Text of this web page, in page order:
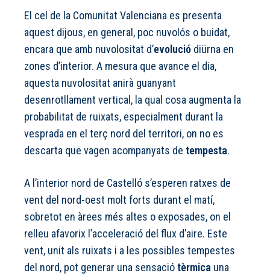
El cel de la Comunitat Valenciana es presenta
aquest dijous, en general, poc nuvolós o buidat,
encara que amb nuvolositat d’evolució diürna en
zones d’interior. A mesura que avance el dia,
aquesta nuvolositat anirà guanyant
desenrotllament vertical, la qual cosa augmenta la
probabilitat de ruixats, especialment durant la
vesprada en el terç nord del territori, on no es
descarta que vagen acompanyats de tempesta.
A l’interior nord de Castelló s’esperen ratxes de
vent del nord-oest molt forts durant el matí,
sobretot en àrees més altes o exposades, on el
relleu afavorix l’acceleració del flux d’aire. Este
vent, unit als ruixats i a les possibles tempestes
del nord, pot generar una sensaciótèrmica una